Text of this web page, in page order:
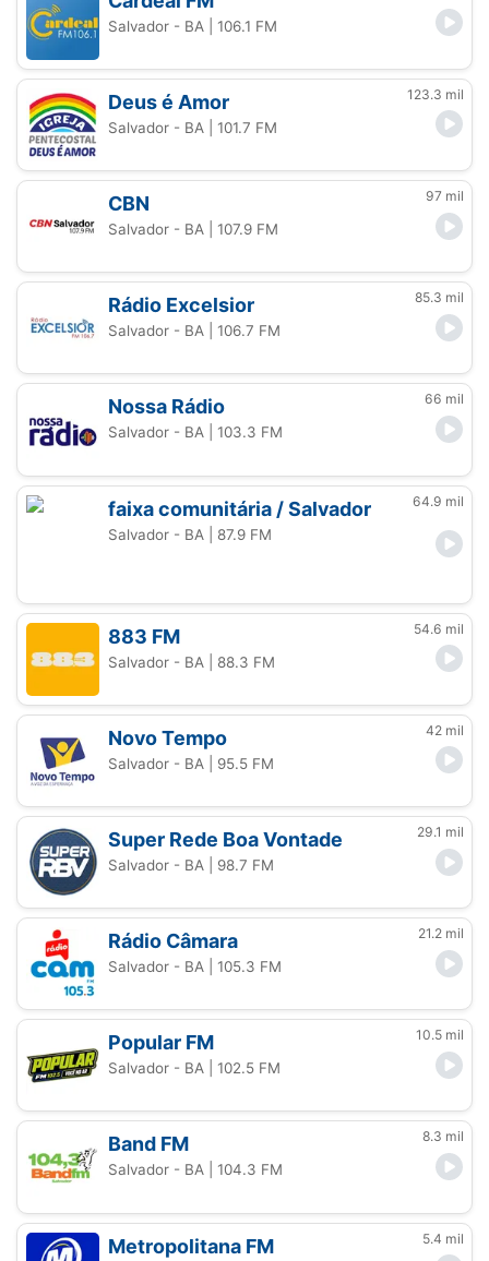
Salvador - BA | 106.1 FM
Deus é Amor 123.3 mil
Salvador - BA | 101.7 FM
CBN 97 mil
Salvador - BA | 107.9 FM
Rádio Excelsior 85.3 mil
Salvador - BA | 106.7 FM
Nossa Rádio 66 mil
Salvador - BA | 103.3 FM
faixa comunitária / Salvador 64.9 mil
Salvador - BA | 87.9 FM
883 FM 54.6 mil
Salvador - BA | 88.3 FM
Novo Tempo 42 mil
Salvador - BA | 95.5 FM
Super Rede Boa Vontade 29.1 mil
Salvador - BA | 98.7 FM
Rádio Câmara 21.2 mil
Salvador - BA | 105.3 FM
Popular FM 10.5 mil
Salvador - BA | 102.5 FM
Band FM 8.3 mil
Salvador - BA | 104.3 FM
Metropolitana FM 5.4 mil